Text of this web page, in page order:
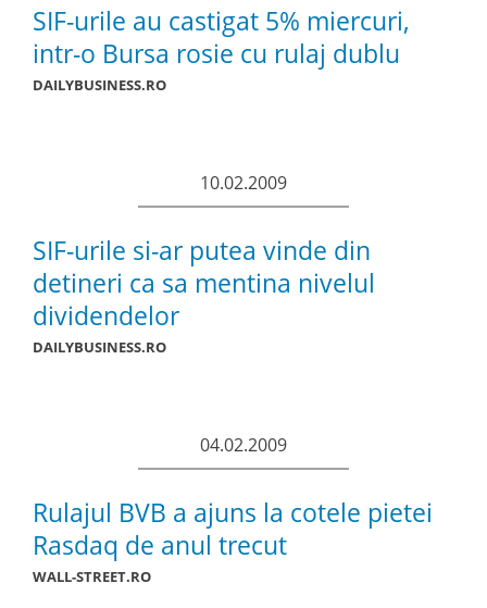
SIF-urile au castigat 5% miercuri,
intr-o Bursa rosie cu rulaj dublu
DAILYBUSINESS.RO
10.02.2009
SIF-urile si-ar putea vinde din
detineri ca sa mentina nivelul
dividendelor
DAILYBUSINESS.RO
04.02.2009
Rulajul BVB a ajuns la cotele pietei
Rasdaq de anul trecut
WALL-STREET.RO